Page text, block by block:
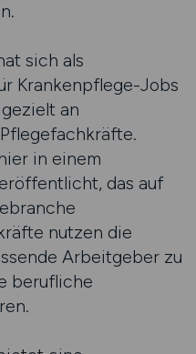
sich als
Krankenpflege-Jobs
an
in einem
das auf
nutzen die
Arbeitgeber zu
berufliche